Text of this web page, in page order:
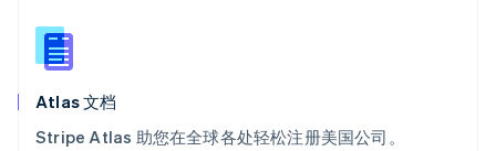
Atlas 文档
Stripe Atlas 助您在全球各处轻松注册美国公司。
新西兰
English
匈牙利
English
ItalianoEnglish